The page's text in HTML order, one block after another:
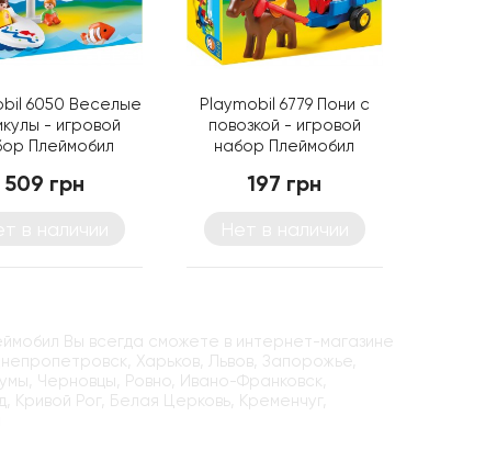
6050 Веселые
- игровой
Плеймобил
509 грн
Playmobil 6779 Пони с
повозкой - игровой
набор Плеймобил
197 грн
Вы всегда сможете в интернет-магазине
Харьков, Львов, Запорожье,
Черновцы, Ровно, Ивано-Франковск,
Кривой Рог, Белая Церковь, Кременчуг,